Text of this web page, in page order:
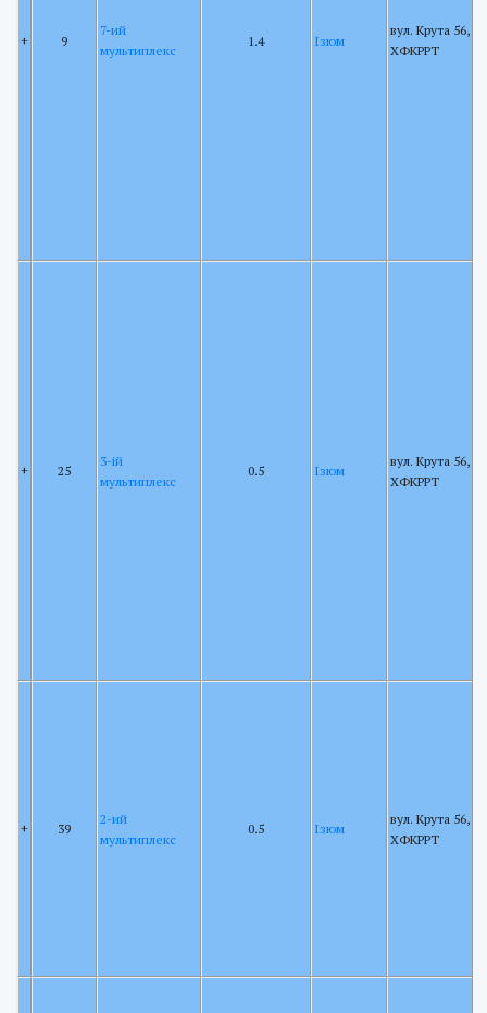
+ 9
7-ий
мультиплекс
1.4 Ізюм
вул. Крута 56,
ХФКРРТ
+ 25
3-ій
мультиплекс
0.5 Ізюм
вул. Крута 56,
ХФКРРТ
+ 39
2-ий
мультиплекс
0.5 Ізюм
вул. Крута 56,
ХФКРРТ